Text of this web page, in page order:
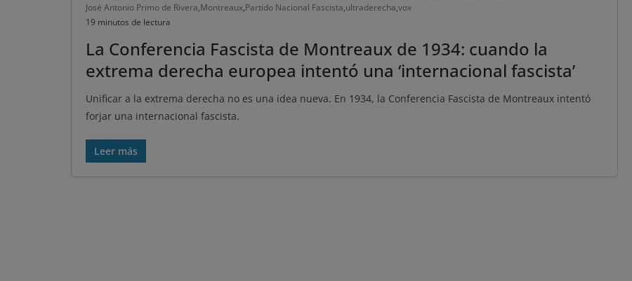
José Antonio Primo de Rivera,Montreaux,Partido Nacional Fascista,ultraderecha,vox
19 minutos de lectura
La Conferencia Fascista de Montreaux de 1934: cuando la
extrema derecha europea intentó una ‘internacional fascista’
Unificar a la extrema derecha no es una idea nueva. En 1934, la Conferencia Fascista de Montreaux intentó
forjar una internacional fascista.
Leer más